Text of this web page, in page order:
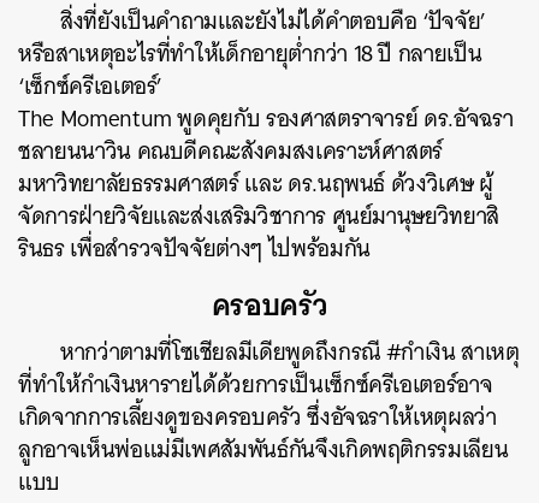
สิ่งที่ยังเป็นคำถามและยังไม่ได้คำตอบคือ ‘ปัจจัย’
หรือสาเหตุอะไรที่ทำให้เด็กอายุต่ำกว่า 18 ปี กลายเป็น
‘เซ็กซ์ครีเอเตอร์’
The Momentum พูดคุยกับ รองศาสตราจารย์ ดร.อัจฉรา
ชลายนนาวิน คณบดีคณะสังคมสงเคราะห์ศาสตร์
มหาวิทยาลัยธรรมศาสตร์ และ ดร.นฤพนธ์ ด้วงวิเศษ ผู้
จัดการฝ่ายวิจัยและส่งเสริมวิชาการ ศูนย์มานุษยวิทยาสิ
รินธร เพื่อสำรวจปัจจัยต่างๆ ไปพร้อมกัน
ครอบครัว
หากว่าตามที่โซเชียลมีเดียพูดถึงกรณี #กำเงิน สาเหตุ
ที่ทำให้กำเงินหารายได้ด้วยการเป็นเซ็กซ์ครีเอเตอร์อาจ
เกิดจากการเลี้ยงดูของครอบครัว ซึ่งอัจฉราให้เหตุผลว่า
ลูกอาจเห็นพ่อแม่มีเพศสัมพันธ์กันจึงเกิดพฤติกรรมเลียน
แบบ